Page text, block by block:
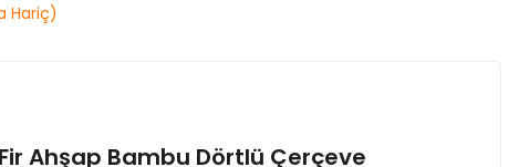
Hariç)
Ahşap Bambu Dörtlü Çerçeve